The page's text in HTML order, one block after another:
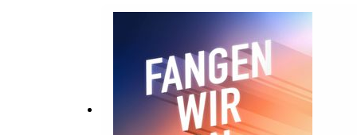
wir mehr Resonanzräume brauchen, in
Anregungen zum Podcast. Schreibt uns